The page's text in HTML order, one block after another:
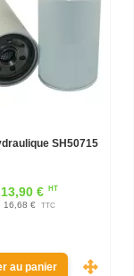
SH50715
13,90 € HT
16,68 € TTC
au panier